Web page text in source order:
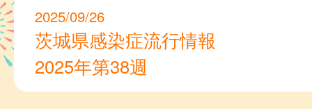
2025/09/26
茨城県感染症流行情報
2025年第38週